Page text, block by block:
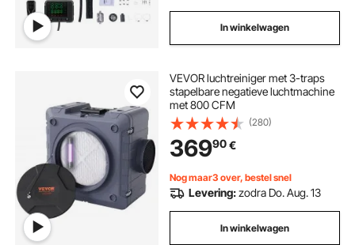
In winkelwagen
VEVOR luchtreiniger met 3-traps
stapelbare negatieve luchtmachine
met 800 CFM
(280)
36990€
Nog maar3 over, bestel snel
Levering:zodra Do. Aug. 13
In winkelwagen